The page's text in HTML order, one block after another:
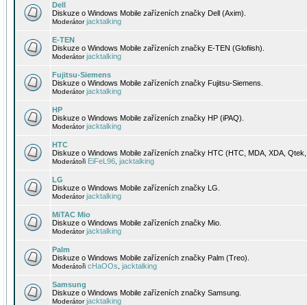
Dell
Diskuze o Windows Mobile zařízeních značky Dell (Axim).
Moderátorjacktalking
E-TEN
Diskuze o Windows Mobile zařízeních značky E-TEN (Glofiish).
Moderátorjacktalking
Fujitsu-Siemens
Diskuze o Windows Mobile zařízeních značky Fujitsu-Siemens.
Moderátorjacktalking
HP
Diskuze o Windows Mobile zařízeních značky HP (iPAQ).
Moderátorjacktalking
HTC
Diskuze o Windows Mobile zařízeních značky HTC (HTC, MDA, XDA,
Moderátoři EiFeL96 jacktalking
LG
Diskuze o Windows Mobile zařízeních značky LG.
Moderátorjacktalking
MiTAC Mio
Diskuze o Windows Mobile zařízeních značky Mio.
Moderátorjacktalking
Palm
Diskuze o Windows Mobile zařízeních značky Palm (Treo).
Moderátoři cHaOOs jacktalking
Samsung
Diskuze o Windows Mobile zařízeních značky Samsung.
Moderátorjacktalking